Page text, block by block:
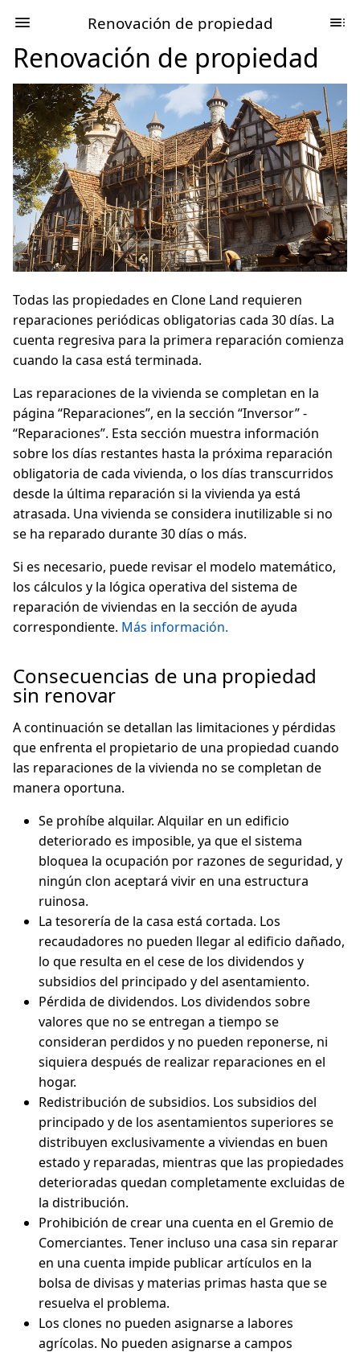
Renovación de propiedad
Renovación de propiedad
Todas las propiedades en Clone Land requieren
reparaciones periódicas obligatorias cada 30 días. La
cuenta regresiva para la primera reparación comienza
cuando la casa está terminada.
Las reparaciones de la vivienda se completan en la
página “Reparaciones”, en la sección “Inversor” -
“Reparaciones”. Esta sección muestra información
sobre los días restantes hasta la próxima reparación
obligatoria de cada vivienda, o los días transcurridos
desde la última reparación si la vivienda ya está
atrasada. Una vivienda se considera inutilizable si no
se ha reparado durante 30 días o más.
Si es necesario, puede revisar el modelo matemático,
los cálculos y la lógica operativa del sistema de
reparación de viviendas en la sección de ayuda
correspondiente. Más información.
Consecuencias de una propiedad
sin renovar
A continuación se detallan las limitaciones y pérdidas
que enfrenta el propietario de una propiedad cuando
las reparaciones de la vivienda no se completan de
manera oportuna.
Se prohíbe alquilar. Alquilar en un edificio
deteriorado es imposible, ya que el sistema
bloquea la ocupación por razones de seguridad, y
ningún clon aceptará vivir en una estructura
ruinosa.
La tesorería de la casa está cortada. Los
recaudadores no pueden llegar al edificio dañado,
lo que resulta en el cese de los dividendos y
subsidios del principado y del asentamiento.
Pérdida de dividendos. Los dividendos sobre
valores que no se entregan a tiempo se
consideran perdidos y no pueden reponerse, ni
siquiera después de realizar reparaciones en el
hogar.
Redistribución de subsidios. Los subsidios del
principado y de los asentamientos superiores se
distribuyen exclusivamente a viviendas en buen
estado y reparadas, mientras que las propiedades
deterioradas quedan completamente excluidas de
la distribución.
Prohibición de crear una cuenta en el Gremio de
Comerciantes. Tener incluso una casa sin reparar
en una cuenta impide publicar artículos en la
bolsa de divisas y materias primas hasta que se
resuelva el problema.
Los clones no pueden asignarse a labores
agrícolas. No pueden asignarse a campos